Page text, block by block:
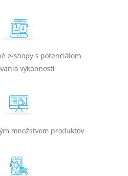
e-shopy s potenciálom
výkonnosti
množstvom produktov